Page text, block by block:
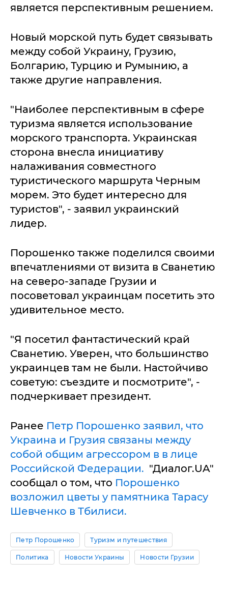
является перспективным решением.
Новый морской путь будет связывать
между собой Украину, Грузию,
Болгарию, Турцию и Румынию, а
также другие направления.
"Наиболее перспективным в сфере
туризма является использование
морского транспорта. Украинская
сторона внесла инициативу
налаживания совместного
туристического маршрута Черным
морем. Это будет интересно для
туристов", - заявил украинский
лидер.
Порошенко также поделился своими
впечатлениями от визита в Сванетию
на северо-западе Грузии и
посоветовал украинцам посетить это
удивительное место.
"Я посетил фантастический край
Сванетию. Уверен, что большинство
украинцев там не были. Настойчиво
советую: съездите и посмотрите", -
подчеркивает президент.
Ранее Петр Порошенко заявил, что
Украина и Грузия связаны между
собой общим агрессором в в лице
Российской Федерации. "Диалог.UA"
сообщал о том, что Порошенко
возложил цветы у памятника Тарасу
Шевченко в Тбилиси.
Петр Порошенко Туризм и путешествия
Политика Новости Украины Новости Грузии